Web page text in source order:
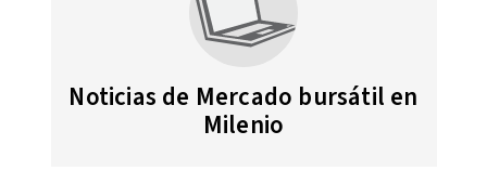
Noticias de Mercado bursátil en
Milenio